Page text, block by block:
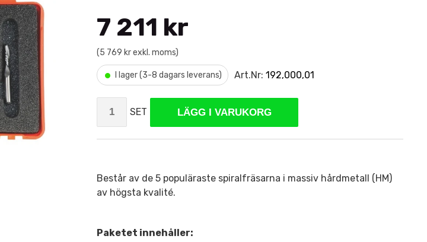
7 211 kr
(5 769 kr exkl. moms)
• I lager (3-8 dagars leverans) Art.Nr: 192,000,01
SET LÄGG I VARUKORG
Består av de 5 populäraste spiralfräsarna i massiv hårdmetall (HM)
av högsta kvalité.
Paketet innehåller: